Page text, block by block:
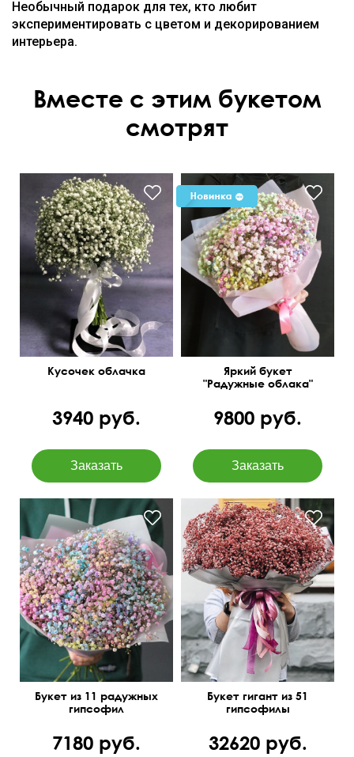
Необычный подарок для тех, кто любит
экспериментировать с цветом и декорированием
интерьера.
Вместе с этим букетом
смотрят
Кусочек облачка
3940 руб.
Яркий букет
"Радужные облака"
9800 руб.
Букет из 11 радужных
гипсофил
7180 руб.
Букет гигант из 51
гипсофилы
32620 руб.